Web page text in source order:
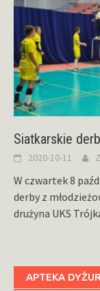
Siatkarskie
2020-10-11
W czwartek 8
derby z
drużyna UKS
APTEKA